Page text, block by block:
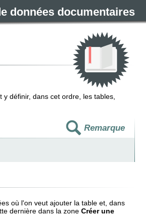
données documentaires
définir, dans cet ordre, les tables,
Remarque
où l'on veut ajouter la table et, dans
dernière dans la zone Créer une